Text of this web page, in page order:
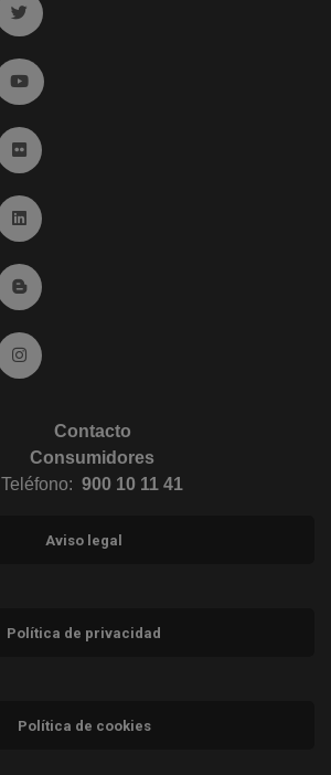
Ir a twitter (abre en ventana nueva)
Ir a YouTube (abre en ventana nueva)
Ir a Flickr (abre en ventana nueva)
Ir a Linkedin (abre en ventana nueva)
Ir al Blog (abre en ventana nueva)
Ir a Instagram (abre en ventana nueva)
Contacto
Consumidores
Teléfono: 900 10 11 41
Aviso legal
Política de privacidad
Política de cookies